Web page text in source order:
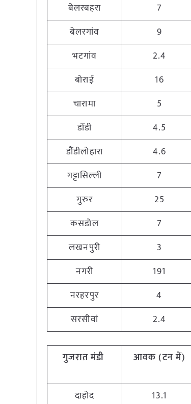
बेलरबहरा
7
बेलरगांव
9
भटगांव
2.4
बोराई
16
चारामा
5
डोंडी
4.5
डौंडीलोहारा
4.6
गट्टासिल्ली
7
गुरुर
25
कसडोल
7
लखनपुरी
3
नगरी
191
नरहरपुर
4
सरसीवां
2.4
गुजरात मंडी आवक (टन में)
दाहोद
13.1